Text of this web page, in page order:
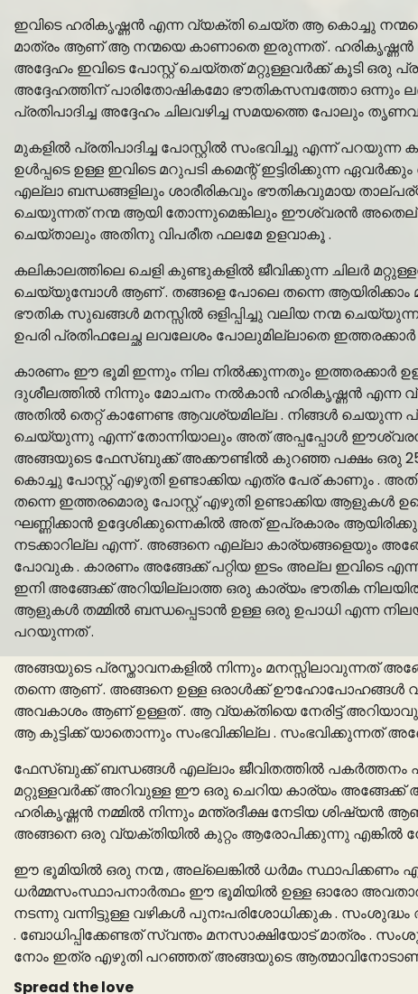
ഇവിടെ ഹരികൃഷ്ണൻ എന്ന വ്യക്തി ചെയ്ത ആ കൊച്ചു
മാത്രം ആണ് ആ നന്മയെ കാണാതെ ഇരുന്നത് .
അദ്ദേഹം ഇവിടെ പോസ്റ്റ് ചെയ്തത് മറ്റുള്ളവർക്ക് കൂടി
അദ്ദേഹത്തിന് പാരിതോഷികമോ ഭൗതികസമ്പത്തോ ഒന്നും
പ്രതിപാദിച്ച അദ്ദേഹം ചിലവഴിച്ച സമയത്തെ പോലും
മുകളിൽ പ്രതിപാദിച്ച പോസ്റ്റിൽ സംഭവിച്ചു എന്ന് പറയുന്ന
ഉൾപ്പടെ ഉള്ള ഇവിടെ മറുപടി കമെന്റ് ഇട്ടിരിക്കുന്ന
എല്ലാ ബന്ധങ്ങളിലും ശാരീരികവും ഭൗതികവുമായ
ചെയുന്നത് നന്മ ആയി തോന്നുമെങ്കിലും ഈശ്വരൻ
ചെയ്താലും അതിനു വിപരീത ഫലമേ ഉളവാകൂ .
കലികാലത്തിലെ ചെളി കുണ്ടുകളിൽ ജീവിക്കുന്ന ചിലർ
ചെയ്യുമ്പോൾ ആണ് . തങ്ങളെ പോലെ തന്നെ ആയിരിക്കാം
ഭൗതിക സുഖങ്ങൾ മനസ്സിൽ ഒളിപ്പിച്ചു വലിയ നന്മ
ഉപരി പ്രതിഫലേച്ഛ ലവലേശം പോലുമില്ലാതെ
കാരണം ഈ ഭൂമി ഇന്നും നില നിൽക്കുന്നതും ഇത്തരക്കാർ
ദുശീലത്തിൽ നിന്നും മോചനം നൽകാൻ ഹരികൃഷ്ണൻ എന്ന
അതിൽ തെറ്റ് കാണേണ്ട ആവശ്യമില്ല . നിങ്ങൾ ചെയുന്ന
ചെയ്യുന്നു എന്ന് തോന്നിയാലും അത് അപ്പപ്പോൾ
അങ്ങയുടെ ഫേസ്‌ബുക്ക് അക്കൗണ്ടിൽ കുറഞ്ഞ പക്ഷം ഒരു
കൊച്ചു പോസ്റ്റ് എഴുതി ഉണ്ടാക്കിയ എത്ര പേര് കാണും .
തന്നെ ഇത്തരമൊരു പോസ്റ്റ് എഴുതി ഉണ്ടാക്കിയ ആളുകൾ
ഘണ്ണിക്കാൻ ഉദ്ദേശിക്കുന്നെകിൽ അത് ഇപ്രകാരം
നടക്കാറില്ല എന്ന് . അങ്ങനെ എല്ലാ കാര്യങ്ങളെയും
പോവുക . കാരണം അങ്ങേക്ക് പറ്റിയ ഇടം അല്ല ഇവിടെ
ഇനി അങ്ങേക്ക് അറിയില്ലാത്ത ഒരു കാര്യം ഭൗതിക
ആളുകൾ തമ്മിൽ ബന്ധപ്പെടാൻ ഉള്ള ഒരു ഉപാധി എന്ന
പറയുന്നത് .
അങ്ങയുടെ പ്രസ്താവനകളിൽ നിന്നും മനസ്സിലാവുന്നത്
തന്നെ ആണ് . അങ്ങനെ ഉള്ള ഒരാൾക്ക് ഊഹോപോഹങ്ങൾ
അവകാശം ആണ് ഉള്ളത് . ആ വ്യക്തിയെ നേരിട്ട്
ആ കുട്ടിക്ക് യാതൊന്നും സംഭവിക്കില്ല . സംഭവിക്കുന്നത്
ഫേസ്‌ബുക്ക് ബന്ധങ്ങൾ എല്ലാം ജീവിതത്തിൽ
മറ്റുള്ളവർക്ക് അറിവുള്ള ഈ ഒരു ചെറിയ കാര്യം
ഹരികൃഷ്ണൻ നമ്മിൽ നിന്നും മന്ത്രദീക്ഷ നേടിയ
അങ്ങനെ ഒരു വ്യക്തിയിൽ കുറ്റം ആരോപിക്കുന്നു എങ്കിൽ
ഈ ഭൂമിയിൽ ഒരു നന്മ , അല്ലെങ്കിൽ ധർമം സ്ഥാപിക്കണം
ധർമ്മസംസ്ഥാപനാർത്ഥം ഈ ഭൂമിയിൽ ഉള്ള ഓരോ
നടന്നു വന്നിട്ടുള്ള വഴികൾ പുനഃപരിശോധിക്കുക .
. ബോധിപ്പിക്കേണ്ടത് സ്വന്തം മനസാക്ഷിയോട് മാത്രം .
നോം ഇത്ര എഴുതി പറഞ്ഞത് അങ്ങയുടെ
Spread the love